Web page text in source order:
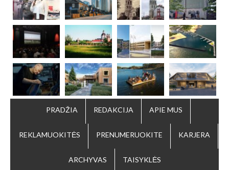
PRADŽIA REDAKCIJA APIE MUS
REKLAMUOKITĖS PRENUMERUOKITE KARJERA
ARCHYVAS TAISYKLĖS